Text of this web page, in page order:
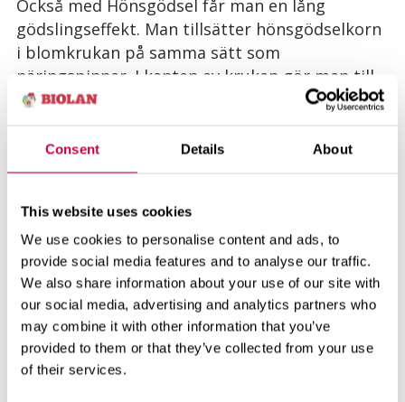
Consent Details About
This website uses cookies
We use cookies to personalise content and ads, to
provide social media features and to analyse our traffic.
We also share information about your use of our site with
our social media, advertising and analytics partners who
may combine it with other information that you’ve
provided to them or that they’ve collected from your use
of their services.
Också med Hönsgödsel får man en lång
gödslingseffekt. Man tillsätter hönsgödselkorn
i blomkrukan på samma sätt som
näringspinnar. I kanten av krukan gör man till
exempel med en penna hål, i vilka kornen
mylla och så vattnar man mullen. Gödslingen
utförs på nytt med ungefär en månads
Flytande Naturväxtnäring ges med
bevattningsvattnet. Under växtsäsongen ges
den som en svag lösning vid varje bevattning
eller en gång i veckan som lite kraftigare enligt
direktiven på förpackningen.